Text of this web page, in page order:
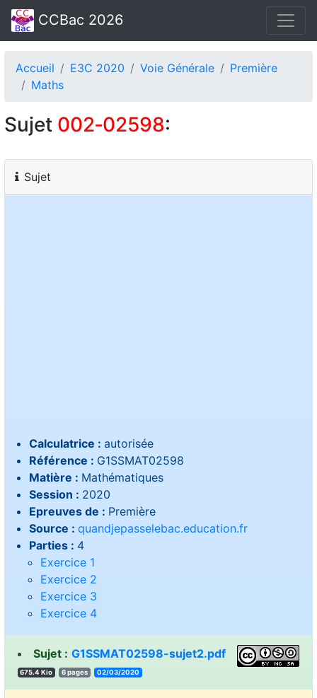
CCBac 2026
Accueil E3C 2020 Voie Générale
Première
Maths
Sujet 002‑02598:
Sujet
Calculatrice : autorisée
Référence : G1SSMAT02598
Matière : Mathématiques
Session : 2020
Epreuves de : Première
Source : quandjepasselebac.education.fr
Parties : 4
Exercice 1
Exercice 2
Exercice 3
Exercice 4
Sujet : G1SSMAT02598-sujet2.pdf
675.4 Kio 6 pages 02/03/2020